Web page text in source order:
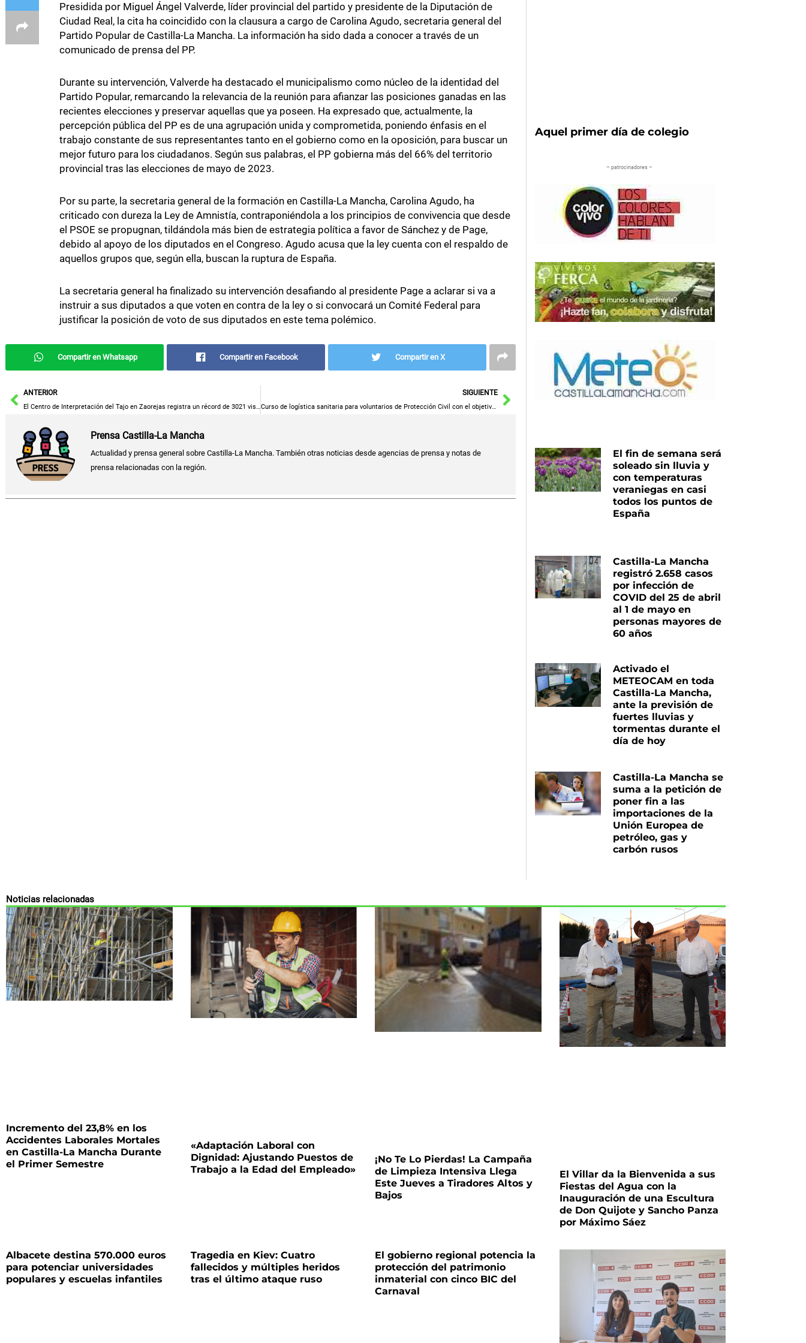
Presidida por Miguel Ángel Valverde, líder provincial del partido y presidente de la Diputación de
Ciudad Real, la cita ha coincidido con la clausura a cargo de Carolina Agudo, secretaria general del
Partido Popular de Castilla-La Mancha. La información ha sido dada a conocer a través de un
comunicado de prensa del PP.
Durante su intervención, Valverde ha destacado el municipalismo como núcleo de la identidad del
Partido Popular, remarcando la relevancia de la reunión para afianzar las posiciones ganadas en las
recientes elecciones y preservar aquellas que ya poseen. Ha expresado que, actualmente, la
percepción pública del PP es de una agrupación unida y comprometida, poniendo énfasis en el
trabajo constante de sus representantes tanto en el gobierno como en la oposición, para buscar un
mejor futuro para los ciudadanos. Según sus palabras, el PP gobierna más del 66% del territorio
provincial tras las elecciones de mayo de 2023.
Por su parte, la secretaria general de la formación en Castilla-La Mancha, Carolina Agudo, ha
criticado con dureza la Ley de Amnistía, contraponiéndola a los principios de convivencia que desde
el PSOE se propugnan, tildándola más bien de estrategia política a favor de Sánchez y de Page,
debido al apoyo de los diputados en el Congreso. Agudo acusa que la ley cuenta con el respaldo de
aquellos grupos que, según ella, buscan la ruptura de España.
La secretaria general ha finalizado su intervención desafiando al presidente Page a aclarar si va a
instruir a sus diputados a que voten en contra de la ley o si convocará un Comité Federal para
justificar la posición de voto de sus diputados en este tema polémico.
Compartir en Whatsapp Compartir en Facebook Compartir en X
AntANTERIOR
El Centro de Interpretación del Tajo en Zaorejas registra un récord de 3021 visitantes, triplicando su afluencia
SIGUIENTE
Curso de logística sanitaria para voluntarios de Protección Civil con el objetivo de atender a múltiples víctimas en grandes emergencias.
Siguiente
Prensa Castilla-La Mancha
Actualidad y prensa general sobre Castilla-La Mancha. También otras noticias desde agencias de prensa y notas de
prensa relacionadas con la región.
Aquel primer día de colegio
– patrocinadores –
El fin de semana será
soleado sin lluvia y
con temperaturas
veraniegas en casi
todos los puntos de
España
Castilla-La Mancha
registró 2.658 casos
por infección de
COVID del 25 de abril
al 1 de mayo en
personas mayores de
60 años
Activado el
METEOCAM en toda
Castilla-La Mancha,
ante la previsión de
fuertes lluvias y
tormentas durante el
día de hoy
Castilla-La Mancha se
suma a la petición de
poner fin a las
importaciones de la
Unión Europea de
petróleo, gas y
carbón rusos
Noticias relacionadas
Incremento del 23,8% en los
Accidentes Laborales Mortales
en Castilla-La Mancha Durante
el Primer Semestre
«Adaptación Laboral con
Dignidad: Ajustando Puestos de
Trabajo a la Edad del Empleado»
¡No Te Lo Pierdas! La Campaña
de Limpieza Intensiva Llega
Este Jueves a Tiradores Altos y
Bajos
El Villar da la Bienvenida a sus
Fiestas del Agua con la
Inauguración de una Escultura
de Don Quijote y Sancho Panza
por Máximo Sáez
Albacete destina 570.000 euros
para potenciar universidades
populares y escuelas infantiles
Tragedia en Kiev: Cuatro
fallecidos y múltiples heridos
tras el último ataque ruso
El gobierno regional potencia la
protección del patrimonio
inmaterial con cinco BIC del
Carnaval